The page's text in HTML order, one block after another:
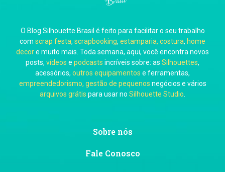
Carol Pessoa
Ju Mirthes
O Blog Silhouette Brasil é feito para facilitar o seu trabalho
com scrap festa, scrapbooking, estamparia, costura, home
decore muito mais. Toda semana, aqui, você encontra novos
posts, vídeos e podcasts incríveis sobre: as Silhouettes,
acessórios, outros equipamentos e ferramentas,
empreendedorismo, gestão de pequenos negócios e vários
arquivos grátis para usar no Silhouette Studio
Sobre nós
Fale Conosco